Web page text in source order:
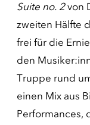
Suite no. 2von
zweiten Hälfte
frei für die
den
Truppe rund
einen Mix aus
Performances,